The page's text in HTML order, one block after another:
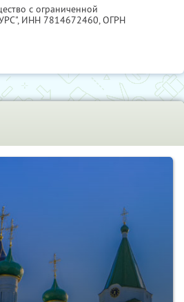
с ограниченной
ИНН 7814672460, ОГРН